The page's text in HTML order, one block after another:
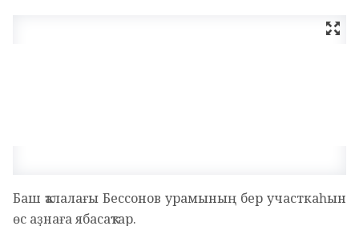
Баш ҡалалағы Бессонов урамының бер участкаһын
өс аҙнаға ябасаҡтар.